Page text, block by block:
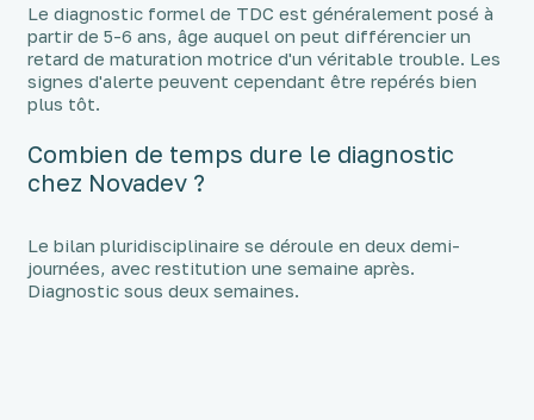
Le diagnostic formel de TDC est généralement posé à
partir de 5-6 ans, âge auquel on peut différencier un
retard de maturation motrice d'un véritable trouble. Les
signes d'alerte peuvent cependant être repérés bien
plus tôt.
Combien de temps dure le diagnostic
chez Novadev ?
Le bilan pluridisciplinaire se déroule en deux demi-
journées, avec restitution une semaine après.
Diagnostic sous deux semaines.